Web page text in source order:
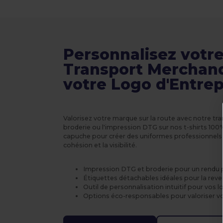
Personnalisez
Transport
votre Logo
Valorisez votre marque sur la route avec notre
broderie ou l'impression DTG sur nos t-shirts
capuche pour créer des uniformes
cohésion et la visibilité.
Impression DTG et broderie pour un rendu
Étiquettes détachables idéales pour la
Outil de personnalisation intuitif pour vos
Options éco-responsables pour valoriser